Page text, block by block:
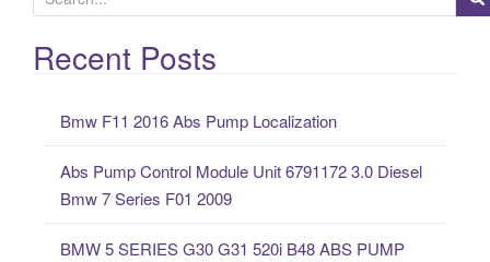
e
a
rRecent Posts
Bmw F11 2016 Abs Pump Localization
Abs Pump Control Module Unit 6791172 3.0 Diesel
Bmw 7 Series F01 2009
BMW 5 SERIES G30 G31 520i B48 ABS PUMP